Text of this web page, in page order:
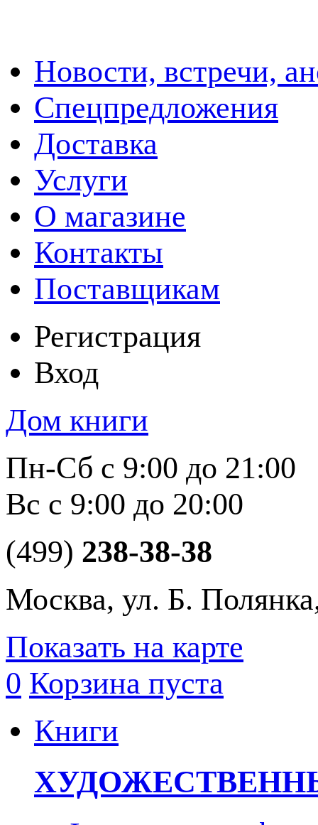
Новости, встречи,
Спецпредложения
Доставка
Услуги
О магазине
Контакты
Поставщикам
Регистрация
Вход
Дом книги
Пн-Сб с 9:00 до 21:00
Вс с 9:00 до 20:00
(499) 238-38-38
Москва, ул. Б.
Показать на карте
0 Корзина пуста
Книги